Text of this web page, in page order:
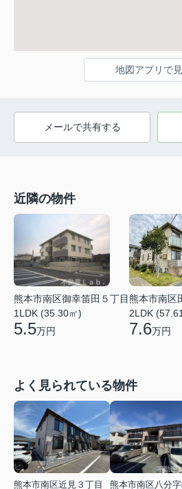
地図アプリで
メールで共有する
近隣の物件
熊本市南区御幸笛田５丁目
1LDK (35.30㎡)
5.5万円
熊本市南区
2LDK
7.6万円
よく見られている物件
熊本市南区近見３丁目
熊本市南区八分